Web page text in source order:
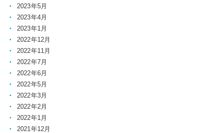
2023年5月
2023年4月
2023年1月
2022年12月
2022年11月
2022年7月
2022年6月
2022年5月
2022年3月
2022年2月
2022年1月
2021年12月